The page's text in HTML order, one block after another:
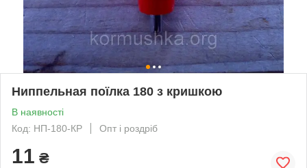
Ниппельная поїлка 180 з кришкою
В наявності
Код: НП-180-КР
Опт і роздріб
11 ₴